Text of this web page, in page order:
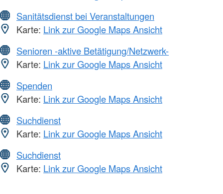
Sanitätsdienst bei Veranstaltungen
Karte: Link zur Google Maps Ansicht
Senioren -aktive Betätigung/Netzwerk-
Karte: Link zur Google Maps Ansicht
Spenden
Karte: Link zur Google Maps Ansicht
Suchdienst
Karte: Link zur Google Maps Ansicht
Suchdienst
Karte: Link zur Google Maps Ansicht